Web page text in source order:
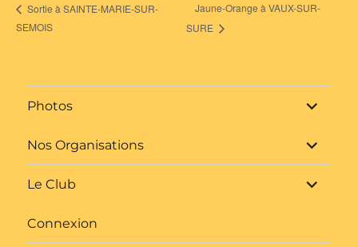
Sortie à SAINTE-MARIE-SUR-
SEMOIS
Jaune-Orange à VAUX-SUR-
SURE
Photos
ouvrir
le
sous-
menu
Nos Organisations
ouvrir
le
sous-
menu
Le Club
ouvrir
le
sous-
Connexion